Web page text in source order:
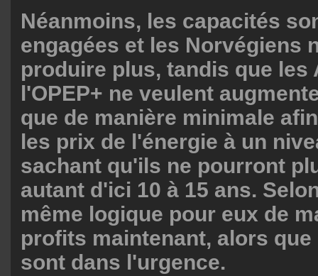
Néanmoins, les capacités
engagées et les Norvégiens
produire plus, tandis que les
l'OPEP+ ne veulent
que de manière minimale
les prix de l'énergie à un
sachant qu'ils ne pourront
autant d'ici 10 à 15 ans.
même logique pour eux de
profits maintenant, alors
sont dans l'urgence.